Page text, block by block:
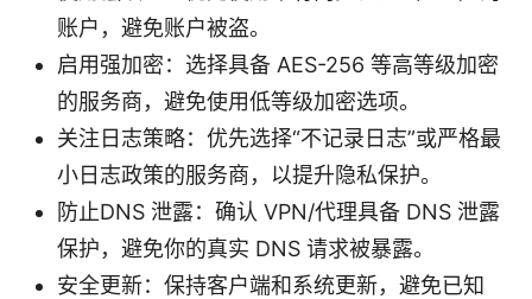
账户，避免账户被盗。
启用强加密：选择具备 AES-256 等高等级加密
的服务商，避免使用低等级加密选项。
关注日志策略：优先选择“不记录日志”或严格最
小日志政策的服务商，以提升隐私保护。
防止DNS 泄露：确认 VPN/代理具备 DNS 泄露
保护，避免你的真实 DNS 请求被暴露。
安全更新：保持客户端和系统更新，避免已知